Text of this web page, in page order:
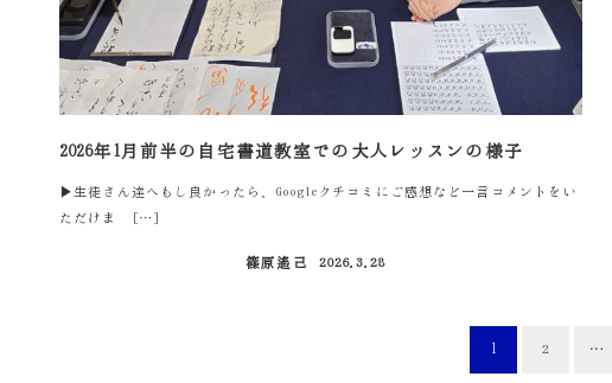
2026年1月前半の自宅書道教室での大人レッスンの様子
▶生徒さん達へもし良かったら、Googleクチコミにご感想など一言コメントをい
ただけま […]
篠原遙己
2026.3.28
1 2 …